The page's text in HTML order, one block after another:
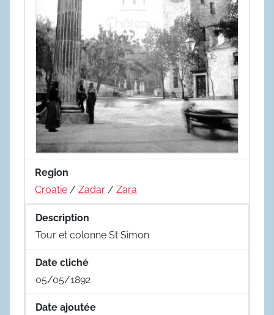
Region
Croatie / Zadar / Zara
Description
Tour et colonne St Simon
Date cliché
05/05/1892
Date ajoutée